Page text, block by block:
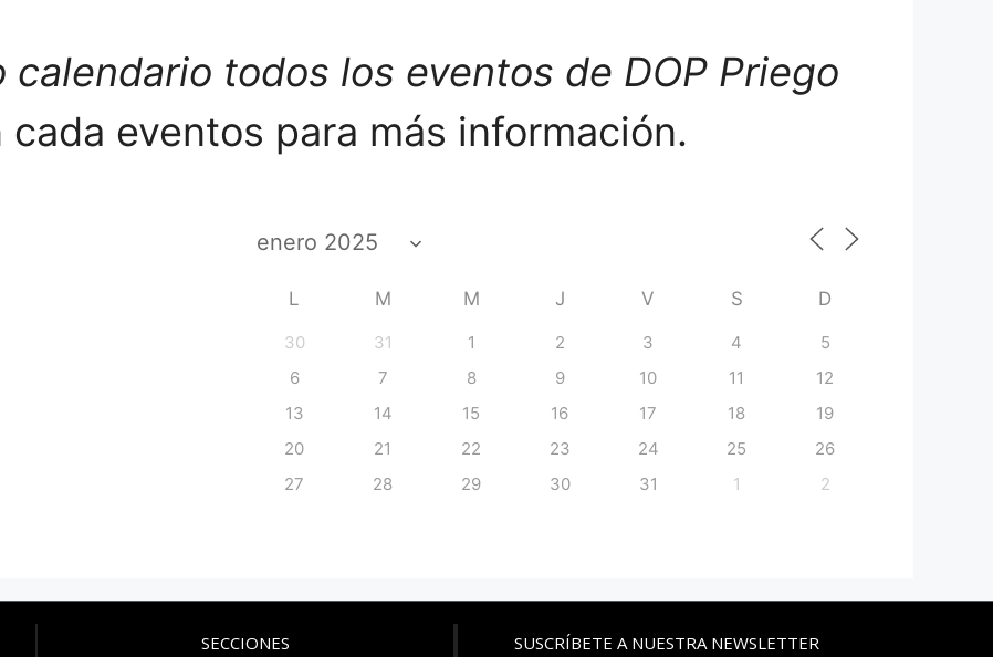
todos los eventos de DOP Priego
cada eventos para más información.
L M M J V S D
30 31 1 2 3 4
5
6
7 8 9 10 11
12
13
14 15 16 17 18
19
20
21 22 23 24 25
26
27
28 29 30 31 1 2
SECCIONES SUSCRÍBETE A NUESTRA NEWSLETTER